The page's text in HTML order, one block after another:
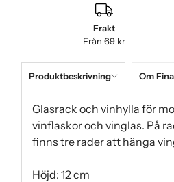
Frakt
Från 69 kr
Produktbeskrivning Om
Glasrack och vinhylla för
vinflaskor och vinglas. På
finns tre rader att hänga
Höjd: 12 cm